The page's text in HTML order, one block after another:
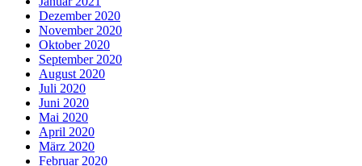
Dezember 2020
November 2020
Oktober 2020
September 2020
August 2020
Juli 2020
Juni 2020
Mai 2020
April 2020
März 2020
Februar 2020